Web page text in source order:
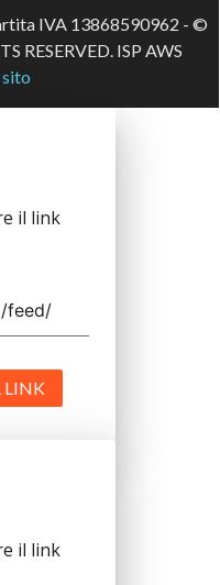
IVA 13868590962 - ©
RESERVED. ISP AWS
il link
LINK
il link